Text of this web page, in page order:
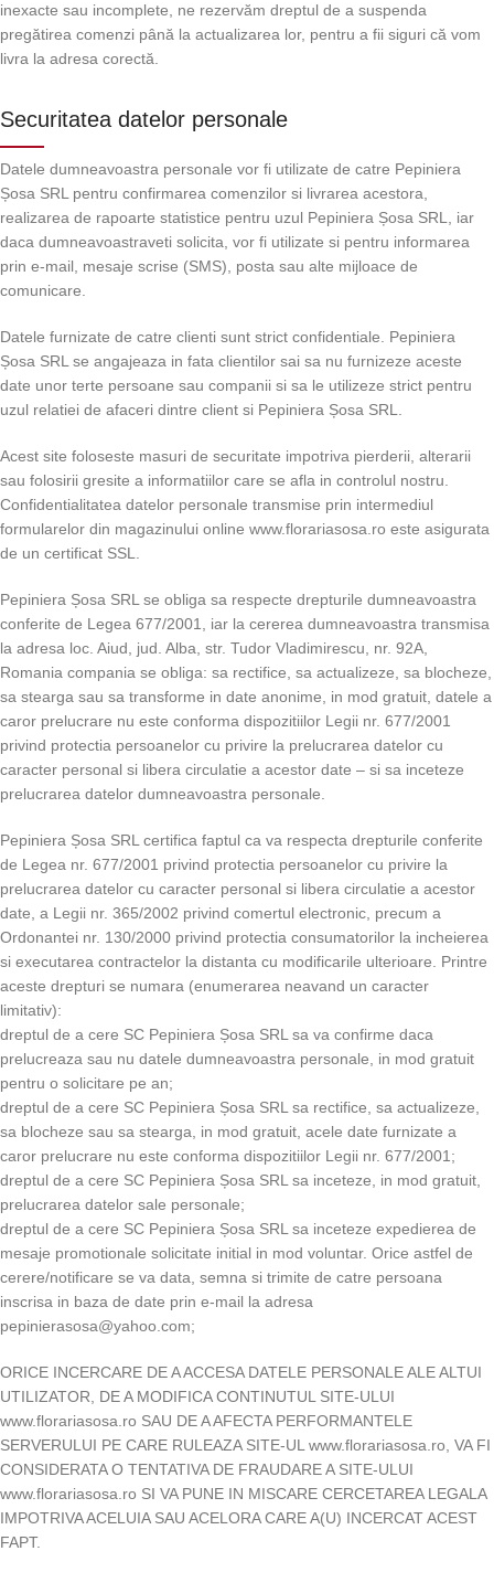
inexacte sau incomplete, ne rezervăm dreptul de a suspenda
pregătirea comenzi până la actualizarea lor, pentru a fii siguri că vom
livra la adresa corectă.
Securitatea datelor personale
Datele dumneavoastra personale vor fi utilizate de catre Pepiniera
Șosa SRL pentru confirmarea comenzilor si livrarea acestora,
realizarea de rapoarte statistice pentru uzul Pepiniera Șosa SRL, iar
daca dumneavoastraveti solicita, vor fi utilizate si pentru informarea
prin e-mail, mesaje scrise (SMS), posta sau alte mijloace de
comunicare.
Datele furnizate de catre clienti sunt strict confidentiale. Pepiniera
Șosa SRL se angajeaza in fata clientilor sai sa nu furnizeze aceste
date unor terte persoane sau companii si sa le utilizeze strict pentru
uzul relatiei de afaceri dintre client si Pepiniera Șosa SRL.
Acest site foloseste masuri de securitate impotriva pierderii, alterarii
sau folosirii gresite a informatiilor care se afla in controlul nostru.
Confidentialitatea datelor personale transmise prin intermediul
formularelor din magazinului online www.florariasosa.ro este asigurata
de un certificat SSL.
Pepiniera Șosa SRL se obliga sa respecte drepturile dumneavoastra
conferite de Legea 677/2001, iar la cererea dumneavoastra transmisa
la adresa loc. Aiud, jud. Alba, str. Tudor Vladimirescu, nr. 92A,
Romania compania se obliga: sa rectifice, sa actualizeze, sa blocheze,
sa stearga sau sa transforme in date anonime, in mod gratuit, datele a
caror prelucrare nu este conforma dispozitiilor Legii nr. 677/2001
privind protectia persoanelor cu privire la prelucrarea datelor cu
caracter personal si libera circulatie a acestor date – si sa inceteze
prelucrarea datelor dumneavoastra personale.
Pepiniera Șosa SRL certifica faptul ca va respecta drepturile conferite
de Legea nr. 677/2001 privind protectia persoanelor cu privire la
prelucrarea datelor cu caracter personal si libera circulatie a acestor
date, a Legii nr. 365/2002 privind comertul electronic, precum a
Ordonantei nr. 130/2000 privind protectia consumatorilor la incheierea
si executarea contractelor la distanta cu modificarile ulterioare. Printre
aceste drepturi se numara (enumerarea neavand un caracter
limitativ):
dreptul de a cere SC Pepiniera Șosa SRL sa va confirme daca
prelucreaza sau nu datele dumneavoastra personale, in mod gratuit
pentru o solicitare pe an;
dreptul de a cere SC Pepiniera Șosa SRL sa rectifice, sa actualizeze,
sa blocheze sau sa stearga, in mod gratuit, acele date furnizate a
caror prelucrare nu este conforma dispozitiilor Legii nr. 677/2001;
dreptul de a cere SC Pepiniera Șosa SRL sa inceteze, in mod gratuit,
prelucrarea datelor sale personale;
dreptul de a cere SC Pepiniera Șosa SRL sa inceteze expedierea de
mesaje promotionale solicitate initial in mod voluntar. Orice astfel de
cerere/notificare se va data, semna si trimite de catre persoana
inscrisa in baza de date prin e-mail la adresa
pepinierasosa@yahoo.com;
ORICE INCERCARE DE A ACCESA DATELE PERSONALE ALE ALTUI
UTILIZATOR, DE A MODIFICA CONTINUTUL SITE-ULUI
www.florariasosa.ro SAU DE A AFECTA PERFORMANTELE
SERVERULUI PE CARE RULEAZA SITE-UL www.florariasosa.ro, VA FI
CONSIDERATA O TENTATIVA DE FRAUDARE A SITE-ULUI
www.florariasosa.ro SI VA PUNE IN MISCARE CERCETAREA LEGALA
IMPOTRIVA ACELUIA SAU ACELORA CARE A(U) INCERCAT ACEST
FAPT.